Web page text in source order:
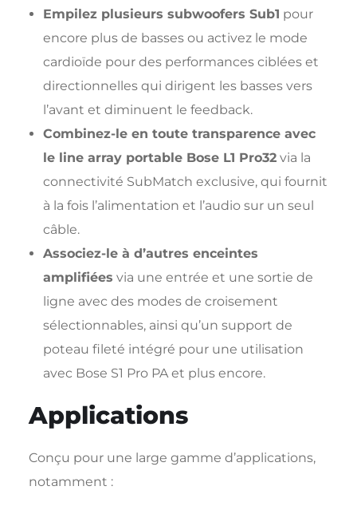
Empilez plusieurs subwoofers Sub1 pour
encore plus de basses ou activez le mode
cardioïde pour des performances ciblées et
directionnelles qui dirigent les basses vers
l’avant et diminuent le feedback.
Combinez-le en toute transparence avec
le line array portable Bose L1 Pro32 via la
connectivité SubMatch exclusive, qui fournit
à la fois l’alimentation et l’audio sur un seul
câble.
Associez-le à d’autres enceintes
amplifiées via une entrée et une sortie de
ligne avec des modes de croisement
sélectionnables, ainsi qu’un support de
poteau fileté intégré pour une utilisation
avec Bose S1 Pro PA et plus encore.
Applications
Conçu pour une large gamme d’applications,
notamment :